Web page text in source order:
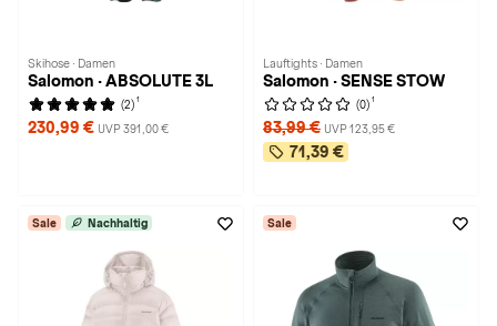
Skihose · Damen
Salomon · ABSOLUTE 3L
(2) 1
230,99 € UVP 391,00 €
Lauftights · Damen
Salomon · SENSE STOW
(0) 1
83,99 € UVP 123,95 €
71,39 €
Sale Nachhaltig Sale